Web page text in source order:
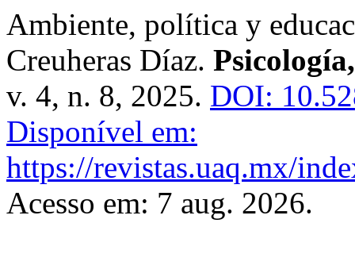
Ambiente, política y
Creuheras Díaz.
v. 4, n. 8, 2025. DOI:
Disponível em:
https://revistas.uaq.mx/
Acesso em: 7 aug. 2026.